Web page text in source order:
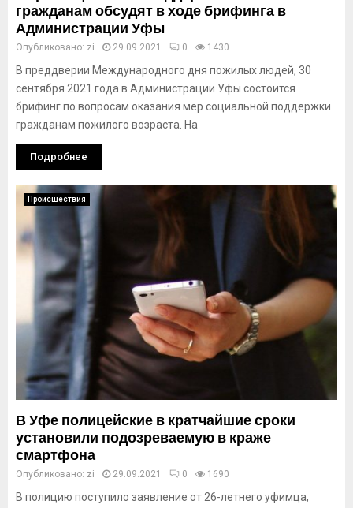
гражданам обсудят в ходе брифинга в
Администрации Уфы
Опубликовано: zi 29.09.2021 0 1430
В преддверии Международного дня пожилых людей, 30
сентября 2021 года в Администрации Уфы состоится
брифинг по вопросам оказания мер социальной поддержки
гражданам пожилого возраста. На
Подробнее
Происшествия
В Уфе полицейские в кратчайшие сроки
установили подозреваемую в краже
смартфона
Опубликовано: zi 29.09.2021 0 1690
В полицию поступило заявление от 26-летнего уфимца,